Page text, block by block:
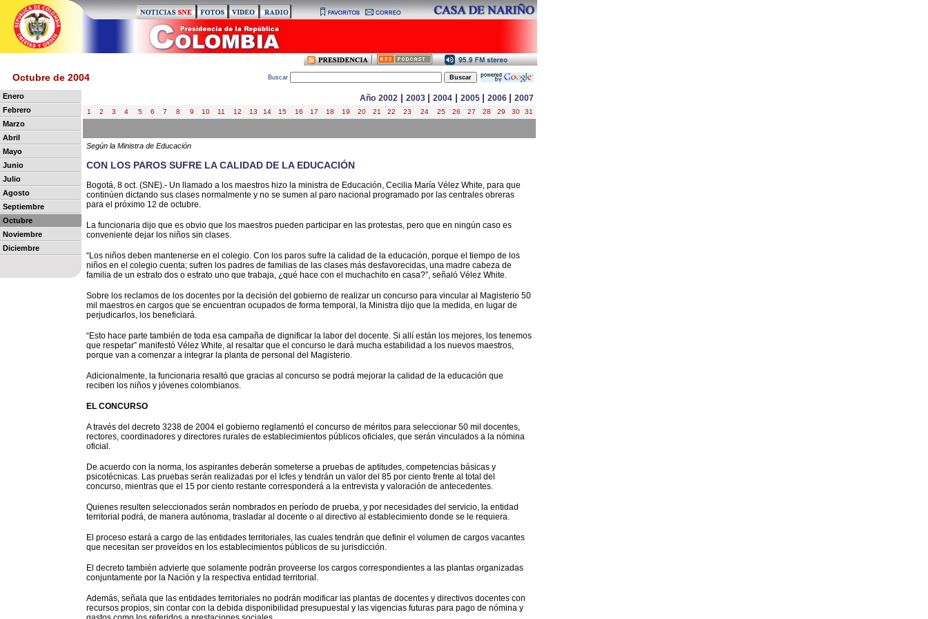
Octubre de 2004 Buscar
Enero
Febrero
Marzo
Abril
Mayo
Junio
Julio
Agosto
Septiembre
Octubre
Noviembre
Diciembre
Año 2002 | 2003 | 2004 | 2005 | 2006 | 2007
1 2 3 4 5 6 7 8 9 10 11 12 13 14 15 16 17 18 19 20 21 22 23 24 25 26 27 28 29 30 31
Según la Ministra de Educación
CON LOS PAROS SUFRE LA CALIDAD DE LA EDUCACIÓN
Bogotá, 8 oct. (SNE).- Un llamado a los maestros hizo la ministra de Educación, Cecilia María Vélez White, para que
continúen dictando sus clases normalmente y no se sumen al paro nacional programado por las centrales obreras
para el próximo 12 de octubre.
La funcionaria dijo que es obvio que los maestros pueden participar en las protestas, pero que en ningún caso es
conveniente dejar los niños sin clases.
“Los niños deben mantenerse en el colegio. Con los paros sufre la calidad de la educación, porque el tiempo de los
niños en el colegio cuenta; sufren los padres de familias de las clases más desfavorecidas, una madre cabeza de
familia de un estrato dos o estrato uno que trabaja, ¿qué hace con el muchachito en casa?”, señaló Vélez White.
Sobre los reclamos de los docentes por la decisión del gobierno de realizar un concurso para vincular al Magisterio 50
mil maestros en cargos que se encuentran ocupados de forma temporal, la Ministra dijo que la medida, en lugar de
perjudicarlos, los beneficiará.
“Esto hace parte también de toda esa campaña de dignificar la labor del docente. Si allí están los mejores, los tenemos
que respetar” manifestó Vélez White, al resaltar que el concurso le dará mucha estabilidad a los nuevos maestros,
porque van a comenzar a integrar la planta de personal del Magisterio.
Adicionalmente, la funcionaria resaltó que gracias al concurso se podrá mejorar la calidad de la educación que
reciben los niños y jóvenes colombianos.
EL CONCURSO
A través del decreto 3238 de 2004 el gobierno reglamentó el concurso de méritos para seleccionar 50 mil docentes,
rectores, coordinadores y directores rurales de establecimientos públicos oficiales, que serán vinculados a la nómina
oficial.
De acuerdo con la norma, los aspirantes deberán someterse a pruebas de aptitudes, competencias básicas y
psicotécnicas. Las pruebas serán realizadas por el Icfes y tendrán un valor del 85 por ciento frente al total del
concurso, mientras que el 15 por ciento restante corresponderá a la entrevista y valoración de antecedentes.
Quienes resulten seleccionados serán nombrados en período de prueba, y por necesidades del servicio, la entidad
territorial podrá, de manera autónoma, trasladar al docente o al directivo al establecimiento donde se le requiera.
El proceso estará a cargo de las entidades territoriales, las cuales tendrán que definir el volumen de cargos vacantes
que necesitan ser proveídos en los establecimientos públicos de su jurisdicción.
El decreto también advierte que solamente podrán proveerse los cargos correspondientes a las plantas organizadas
conjuntamente por la Nación y la respectiva entidad territorial.
Además, señala que las entidades territoriales no podrán modificar las plantas de docentes y directivos docentes con
recursos propios, sin contar con la debida disponibilidad presupuestal y las vigencias futuras para pago de nómina y